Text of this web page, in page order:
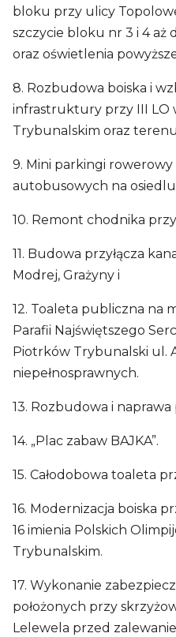
bloku przy ulicy
szczycie bloku nr 3 i 4 aż
oraz oświetlenia
8. Rozbudowa boiska i
infrastruktury przy III LO
Trybunalskim oraz
9. Mini parkingi
autobusowych na osiedlu
10. Remont chodnika
11. Budowa przyłącza
Modrej, Grażyny i
12. Toaleta publiczna na
Parafii Najświętszego
Piotrków Trybunalski ul.
niepełnosprawnych.
13. Rozbudowa i naprawa
14. „Plac zabaw BAJKA”.
15. Całodobowa toaleta
16. Modernizacja boiska
16 imienia Polskich
Trybunalskim.
17. Wykonanie
położonych przy
Lelewela przed